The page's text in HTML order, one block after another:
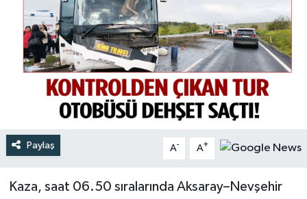
Paylaş A- A+
Kaza, saat 06.50 sıralarında Aksaray–Nevşehir
Yaşam